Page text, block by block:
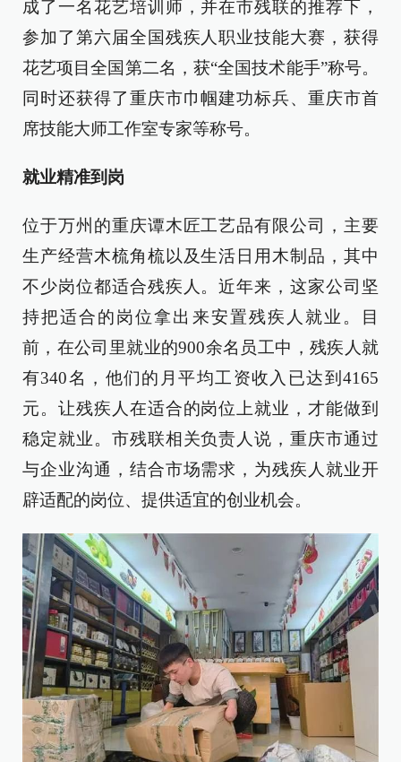
成了一名花艺培训师，并在市残联的推荐下，
参加了第六届全国残疾人职业技能大赛，获得
花艺项目全国第二名，获“全国技术能手”称号。
同时还获得了重庆市巾帼建功标兵、重庆市首
席技能大师工作室专家等称号。
就业精准到岗
位于万州的重庆谭木匠工艺品有限公司，主要
生产经营木梳角梳以及生活日用木制品，其中
不少岗位都适合残疾人。近年来，这家公司坚
持把适合的岗位拿出来安置残疾人就业。目
前，在公司里就业的900余名员工中，残疾人就
有340名，他们的月平均工资收入已达到4165
元。让残疾人在适合的岗位上就业，才能做到
稳定就业。市残联相关负责人说，重庆市通过
与企业沟通，结合市场需求，为残疾人就业开
辟适配的岗位、提供适宜的创业机会。